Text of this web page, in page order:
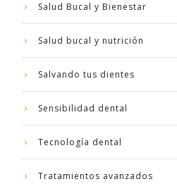
Salud Bucal y Bienestar
Salud bucal y nutrición
Salvando tus dientes
Sensibilidad dental
Tecnología dental
Tratamientos avanzados